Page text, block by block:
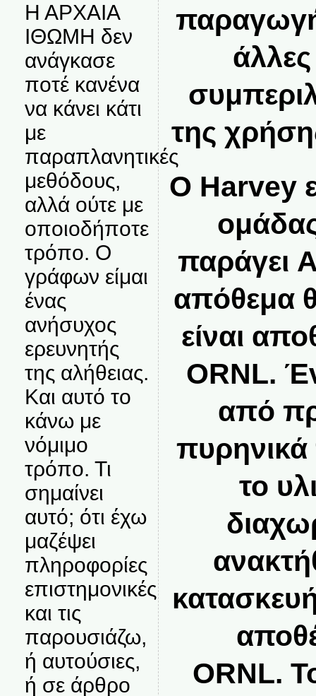
Η ΑΡΧΑΙΑ
ΙΘΩΜΗ δεν
ανάγκασε
ποτέ κανένα
να κάνει κάτι
με
παραπλανητικές
μεθόδους,
αλλά ούτε με
οποιοδήποτε
τρόπο. Ο
γράφων είμαι
ένας
ανήσυχος
ερευνητής
της αλήθειας.
Και αυτό το
κάνω με
νόμιμο
τρόπο. Τι
σημαίνει
αυτό; ότι έχω
μαζέψει
πληροφορίες
επιστημονικές
και τις
παρουσιάζω,
ή αυτούσιες,
ή σε άρθρο
της
Ο Harvey
παράγει
απόθεμα
είναι
ORNL.
από
το
ORNL.